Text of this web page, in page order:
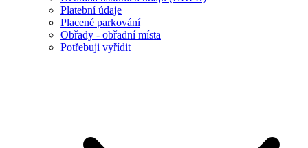
Platební údaje
Placené parkování
Obřady - obřadní místa
Potřebuji vyřídit